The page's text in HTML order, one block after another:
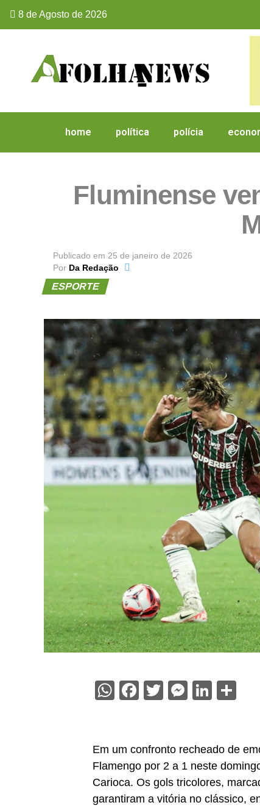
8 de Agosto de 2026
home política polícia
Fluminense
Publicado em 25 de janeiro de 2026
Por Da Redação
ESPORTE
WhatsApp
Facebook
Twitter
Em um confronto recheado de
Flamengo por 2 a 1 neste
Carioca. Os gols tricolores,
garantiram a vitória no clássico,